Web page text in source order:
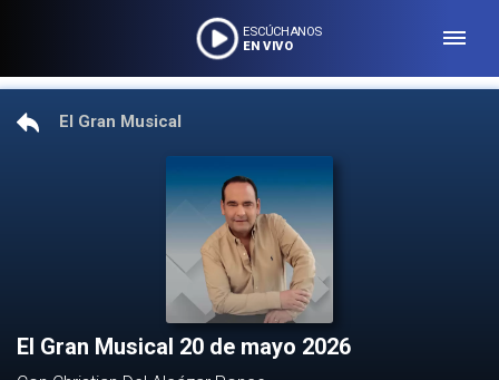
ESCÚCHANOS
EN VIVO
El Gran Musical
El Gran Musical 20 de mayo 2026